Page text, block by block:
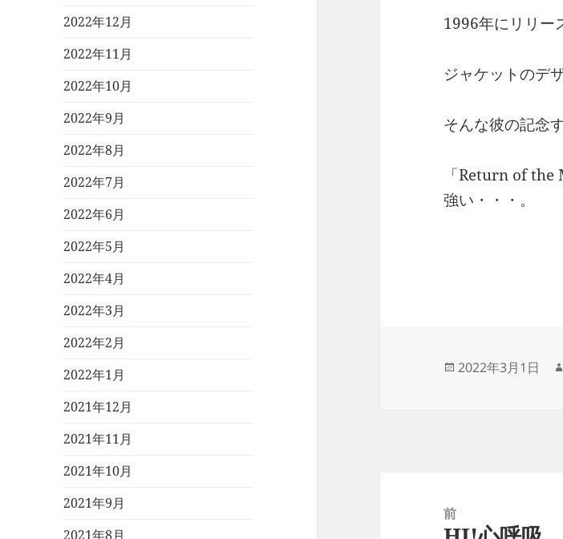
2022年12月
2022年11月
2022年10月
2022年9月
2022年8月
2022年7月
2022年6月
2022年5月
2022年4月
2022年3月
2022年2月
2022年1月
2021年12月
2021年11月
2021年10月
2021年9月
2021年8月
1996年にリリー
ジャケットのデ
そんな彼の記念
「Return of the
強い・・・。
投
2022年3月1日
前
前